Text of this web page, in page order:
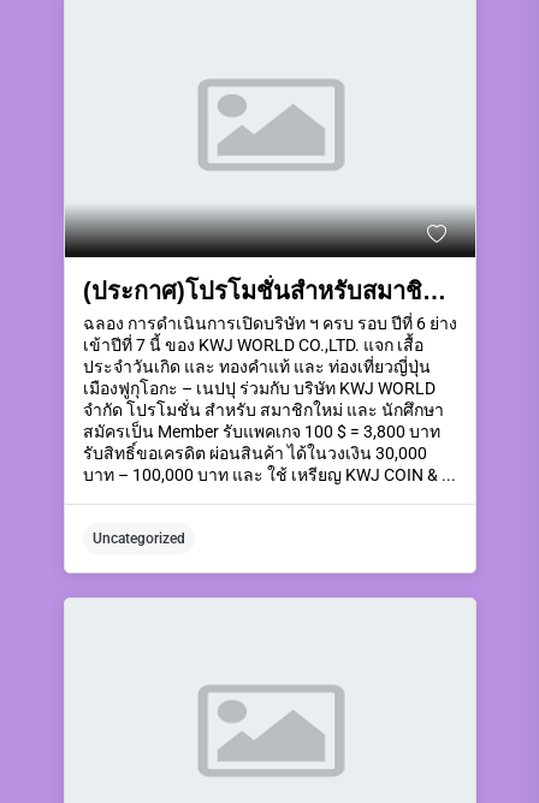
(ประกาศ)โปรโมชั่นสำหรับสมาชิกใหม่ลงสมัครเป็นสมาชิกรับแพคเกจตามระดับในวันที่ 10 – 20 กันยายน 2568
ฉลอง การดำเนินการเปิดบริษัท ฯ ครบ รอบ ปีที่ 6 ย่าง
เข้าปีที่ 7 นี้ ของ KWJ WORLD CO.,LTD. แจก เสื้อ
ประจำวันเกิด และ ทองคำแท้ และ ท่องเที่ยวญี่ปุ่น
เมืองฟูกุโอกะ – เนปปุ ร่วมกับ บริษัท KWJ WORLD
จำกัด โปรโมชั่น สำหรับ สมาชิกใหม่ และ นักศึกษา
สมัครเป็น Member รับแพคเกจ 100 $ = 3,800 บาท
รับสิทธิ์ขอเครดิต ผ่อนสินค้า ได้ในวงเงิน 30,000
บาท – 100,000 บาท และ ใช้ เหรียญ KWJ COIN & ...
Uncategorized